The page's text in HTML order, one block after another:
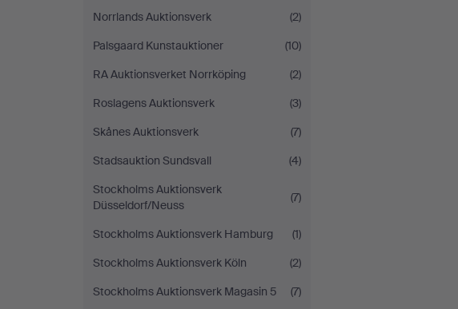
Norrlands Auktionsverk
(2)
Palsgaard Kunstauktioner
(10)
RA Auktionsverket Norrköping
(2)
Roslagens Auktionsverk
(3)
Skånes Auktionsverk
(7)
Stadsauktion Sundsvall
(4)
Stockholms Auktionsverk
Düsseldorf/Neuss
(7)
Stockholms Auktionsverk Hamburg
(1)
Stockholms Auktionsverk Köln
(2)
Stockholms Auktionsverk Magasin 5
(7)